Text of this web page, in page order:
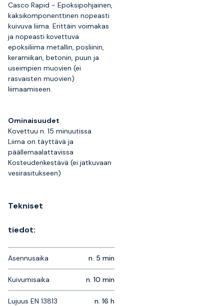
Casco Rapid - Epoksipohjainen,
kaksikomponenttinen nopeasti
kuivuva liima. Erittäin voimakas
ja nopeasti kovettuva
epoksiliima metallin, posliinin,
keramiikan, betonin, puun ja
useimpien muovien (ei
rasvaisten muovien)
liimaamiseen.
Ominaisuudet
Kovettuu n. 15 minuutissa
Liima on täyttävä ja
päällemaalattavissa
Kosteudenkestävä (ei jatkuvaan
vesirasitukseen)
Tekniset
tiedot:
Asennusaika n. 5 min
Kuivumisaika n. 10 min
Lujuus EN 13813 n. 16 h